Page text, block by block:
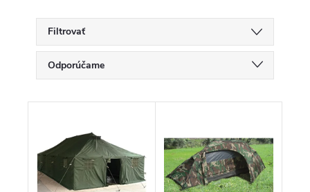
Filtrovať
d
p
r
o
d
Odporúčame
Najpredávanejšie
Abecedne
s
p
r